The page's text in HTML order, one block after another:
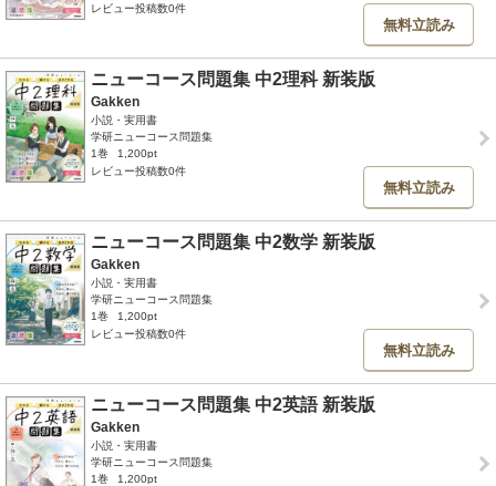
レビュー投稿数0件
無料立読み
ニューコース問題集 中2理科 新装版
Gakken
小説・実用書
学研ニューコース問題集
1巻
1,200pt
レビュー投稿数0件
無料立読み
ニューコース問題集 中2数学 新装版
Gakken
小説・実用書
学研ニューコース問題集
1巻
1,200pt
レビュー投稿数0件
無料立読み
ニューコース問題集 中2英語 新装版
Gakken
小説・実用書
学研ニューコース問題集
1巻
1,200pt